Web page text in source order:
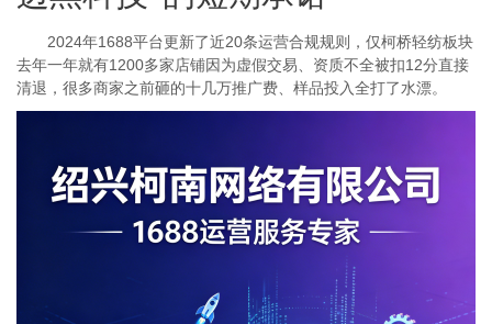
2024年1688平台更新了近20条运营合规规则，仅柯桥轻纺板块
去年一年就有1200多家店铺因为虚假交易、资质不全被扣12分直接
清退，很多商家之前砸的十几万推广费、样品投入全打了水漂。